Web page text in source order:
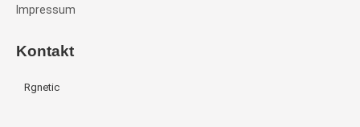
Impressum
Kontakt
Rgnetic